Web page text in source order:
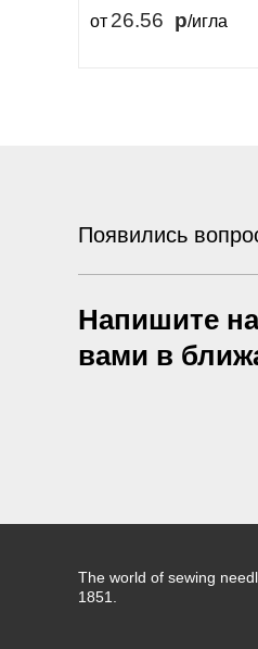
от 26.56 /игла
Появились
Напишите
вами в
The world of sewing
1851.